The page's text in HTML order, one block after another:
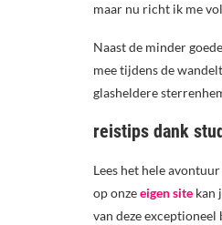
maar nu richt ik me
Naast de minder
mee tijdens de
glasheldere
reistips dank
Lees het hele
op onzeeigen site kan
van deze